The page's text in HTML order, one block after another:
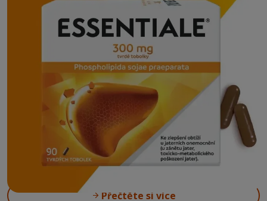
Urychlete regeneraci jater pomocí
Essentiale®300 mg
Kde koupit
Přečtěte si více